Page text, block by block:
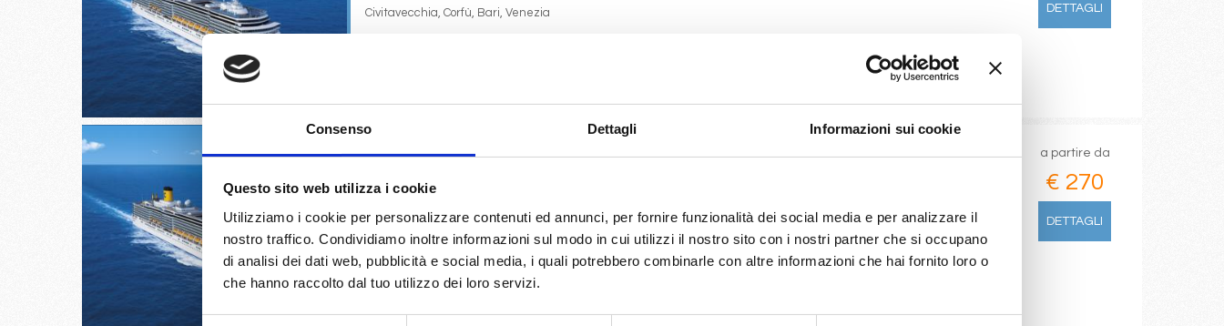
Consenso Dettagli Informazioni sui cookie
Questo sito web utilizza i cookie
Utilizziamo i cookie per personalizzare contenuti ed annunci, per fornire funzionalità dei social media e per analizzare il
nostro traffico. Condividiamo inoltre informazioni sul modo in cui utilizzi il nostro sito con i nostri partner che si occupano
di analisi dei dati web, pubblicità e social media, i quali potrebbero combinarle con altre informazioni che hai fornito loro o
che hanno raccolto dal tuo utilizzo dei loro servizi.
Civitavecchia, Corfù, Bari, Venezia DETTAGLI
Trieste, Bari, Kotor, Spalato, Trieste
€ 270
a partire da
€ 270
DETTAGLI